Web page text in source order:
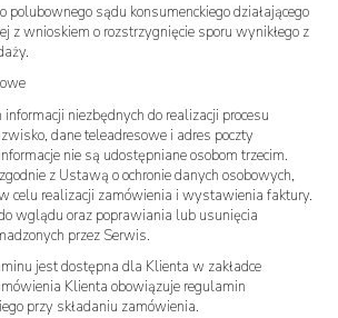
polubownego sądu konsumenckiego działającego
z wnioskiem o rozstrzygnięcie sporu wynikłego z
niezbędnych do realizacji procesu
dane teleadresowe i adres poczty
nie są udostępniane osobom trzecim.
z Ustawą o ochronie danych osobowych,
celu realizacji zamówienia i wystawienia faktury.
wglądu oraz poprawiania lub usunięcia
przez Serwis.
jest dostępna dla Klienta w zakładce
Klienta obowiązuje regulamin
przy składaniu zamówienia.